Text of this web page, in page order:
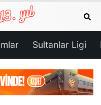
Sultanlar Ligi